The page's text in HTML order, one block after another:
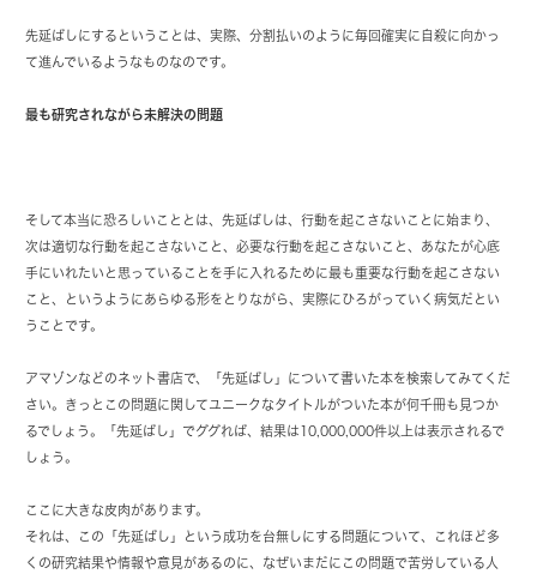
先延ばしにするということは、実際、分割払いのように毎回確実に自殺に向かっ
て進んでいるようなものなのです。
最も研究されながら未解決の問題
そして本当に恐ろしいこととは、先延ばしは、行動を起こさないことに始まり、
次は適切な行動を起こさないこと、必要な行動を起こさないこと、あなたが心底
手にいれたいと思っていることを手に入れるために最も重要な行動を起こさない
こと、というようにあらゆる形をとりながら、実際にひろがっていく病気だとい
うことです。
アマゾンなどのネット書店で、「先延ばし」について書いた本を検索してみてくだ
さい。きっとこの問題に関してユニークなタイトルがついた本が何千冊も見つか
るでしょう。「先延ばし」でググれば、結果は10,000,000件以上は表示されるで
しょう。
ここに大きな皮肉があります。
それは、この「先延ばし」という成功を台無しにする問題について、これほど多
くの研究結果や情報や意見があるのに、なぜいまだにこの問題で苦労している人